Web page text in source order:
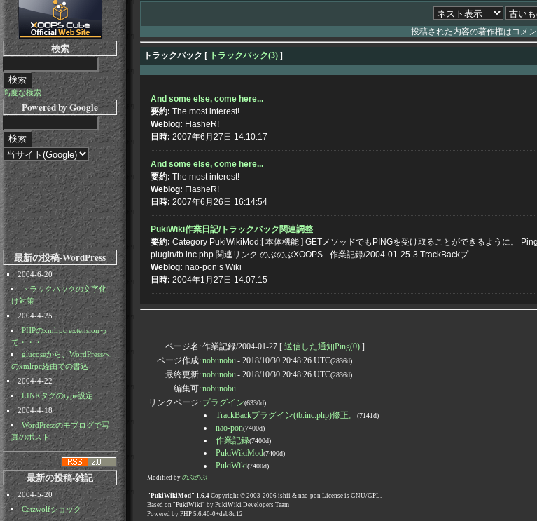
検索
高度な検索
Powered by Google
最新の投稿-WordPress
2004-6-20
トラックバックの文字化
け対策
2004-4-25
PHPのxmlrpc extensionっ
て・・・
glucoseから、WordPressへ
のxmlrpc経由での書込
2004-4-22
LINKタグのtype設定
2004-4-18
WordPressのモブログで写
真のポスト
最新の投稿-雑記
2004-5-20
Catzwolfショック
投稿された内容の著作権はコメ
トラックバック [ トラックバック(3) ]
And some else, come here...
要約: The most interest!
Weblog: FlasheR!
日時: 2007年6月27日 14:10:17
And some else, come here...
要約: The most interest!
Weblog: FlasheR!
日時: 2007年6月26日 16:14:54
PukiWiki作業日記/トラックバック関連調整
要約: Category PukiWikiMod:[ 本体機能 ] GETメソッドでもPINGを受け取ることができるように。
plugin/tb.inc.php 関連リンク のぶのぶXOOPS - 作業記録/2004-01-25-3 TrackBackプ...
Weblog: nao-pon’s Wiki
日時: 2004年1月27日 14:07:15
ページ名:作業記録/2004-01-27 [ 送信した通知Ping(0) ]
ページ作成:nobunobu- 2018/10/30 20:48:26 UTC(2836d)
最終更新:nobunobu- 2018/10/30 20:48:26 UTC(2836d)
編集可:nobunobu
リンクページ: プラグイン(6330d)
TrackBackプラグイン(tb.inc.php)修正。 (7141d)
nao-pon(7400d)
作業記録(7400d)
PukiWikiMod(7400d)
PukiWiki(7400d)
Modified by のぶのぶ
"PukiWikiMod" 1.6.4 Copyright © 2003-2006 ishii & nao-pon License is GNU/GPL.
Based on "PukiWiki" by PukiWiki Developers Team
Powered by PHP 5.6.40-0+deb8u12